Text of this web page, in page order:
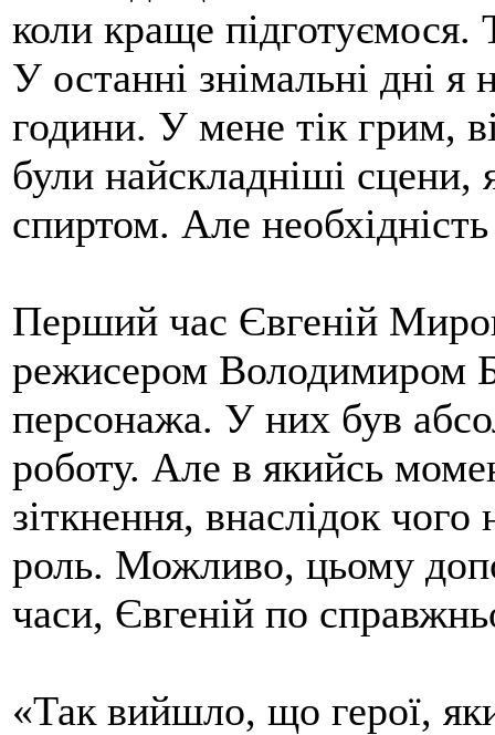
коли краще підготуємося.
У останні знімальні дні я
години. У мене тік грим,
були найскладніші
спиртом. Але
Перший час Євгеній
режисером Володимиром
персонажа. У них був
роботу. Але в якийсь
зіткнення, внаслідок
роль. Можливо, цьому
часи, Євгеній по
«Так вийшло, що герої,